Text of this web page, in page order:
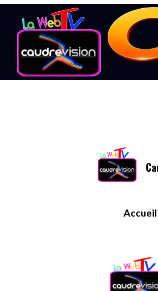
Accueil